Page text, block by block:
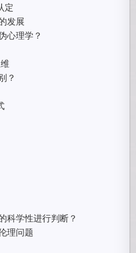
定
发展
理学？
？
学性进行判断？
理问题